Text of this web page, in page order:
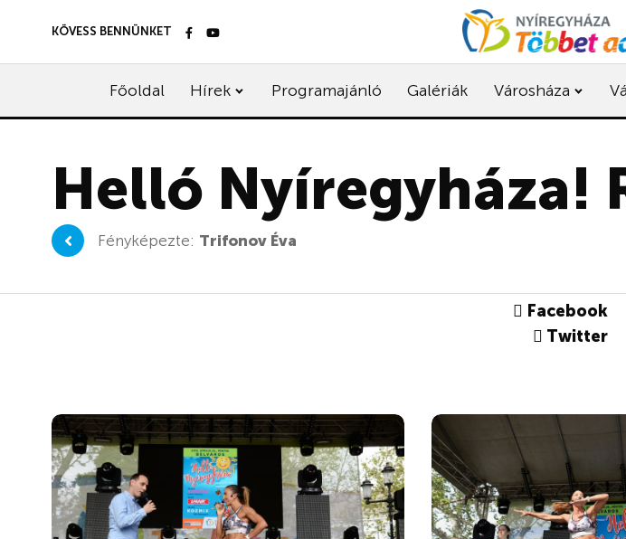
KÖVESS BENNÜNKET
Főoldal Hírek Programajánló Galériák Városháza
Helló Nyíregyháza!
Fényképezte: Trifonov Éva
Facebook
Twitter